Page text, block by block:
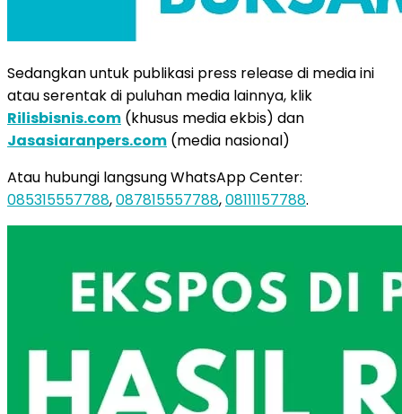
Sedangkan untuk publikasi press release di media ini
atau serentak di puluhan media lainnya, klik
Rilisbisnis.com (khusus media ekbis) dan
Jasasiaranpers.com (media nasional)
Atau hubungi langsung WhatsApp Center:
085315557788,087815557788,08111157788.